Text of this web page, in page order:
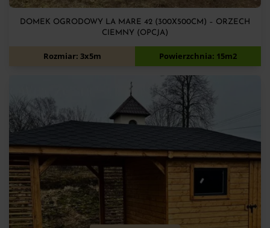
DOMEK OGRODOWY LA MARE 42 (300X500CM) – ORZECH
CIEMNY (OPCJA)
10 350zł
Rozmiar: 3x5m Powierzchnia: 15m2